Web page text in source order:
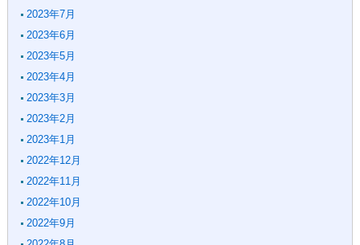
2023年7月
2023年6月
2023年5月
2023年4月
2023年3月
2023年2月
2023年1月
2022年12月
2022年11月
2022年10月
2022年9月